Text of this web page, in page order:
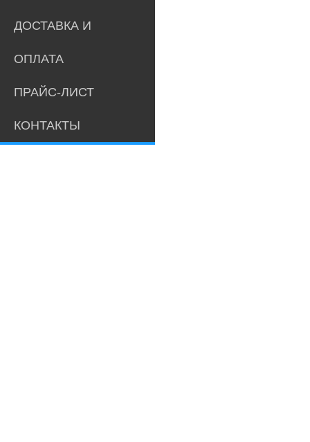
ДОСТАВКА И
ОПЛАТА
ПРАЙС-ЛИСТ
КОНТАКТЫ